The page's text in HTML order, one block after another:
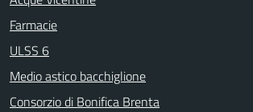
Farmacie
ULSS 6
Medio astico bacchiglione
Consorzio di Bonifica Brenta